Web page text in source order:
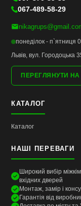
067-489-58-29
понеділок - п`ятниця
Львів, вул. Городоцька
ПЕРЕГЛЯНУТИ НА
КАТАЛОГ
Каталог
НАШІ ПЕРЕВАГИ
Широкий вибір
вхідних дверей
Монтаж, замір і
Гарантія від